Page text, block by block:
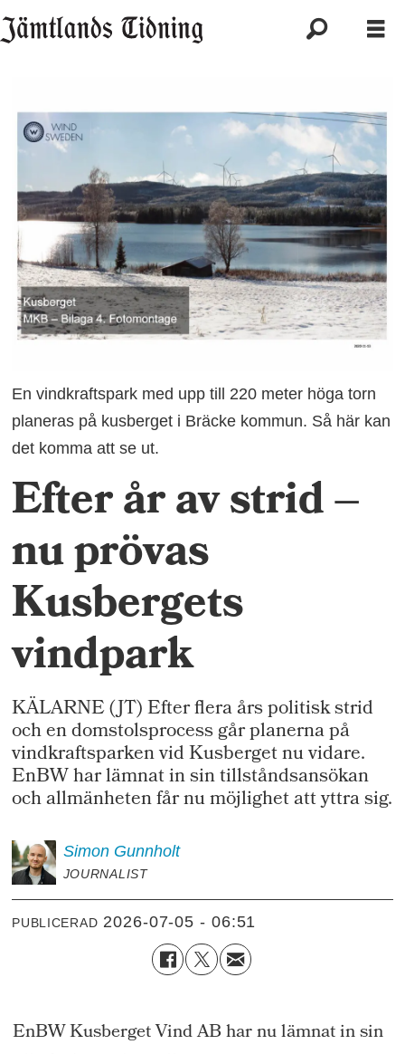
En vindkraftspark med upp till 220 meter höga torn
planeras på kusberget i Bräcke kommun. Så här kan
det komma att se ut.
Efter år av strid –
nu prövas
Kusbergets
vindpark
KÄLARNE (JT) Efter flera års politisk strid
och en domstolsprocess går planerna på
vindkraftsparken vid Kusberget nu vidare.
EnBW har lämnat in sin tillståndsansökan
och allmänheten får nu möjlighet att yttra sig.
Simon Gunnholt
JOURNALIST
PUBLICERAD 2026-07-05 - 06:51
EnBW Kusberget Vind AB har nu lämnat in sin